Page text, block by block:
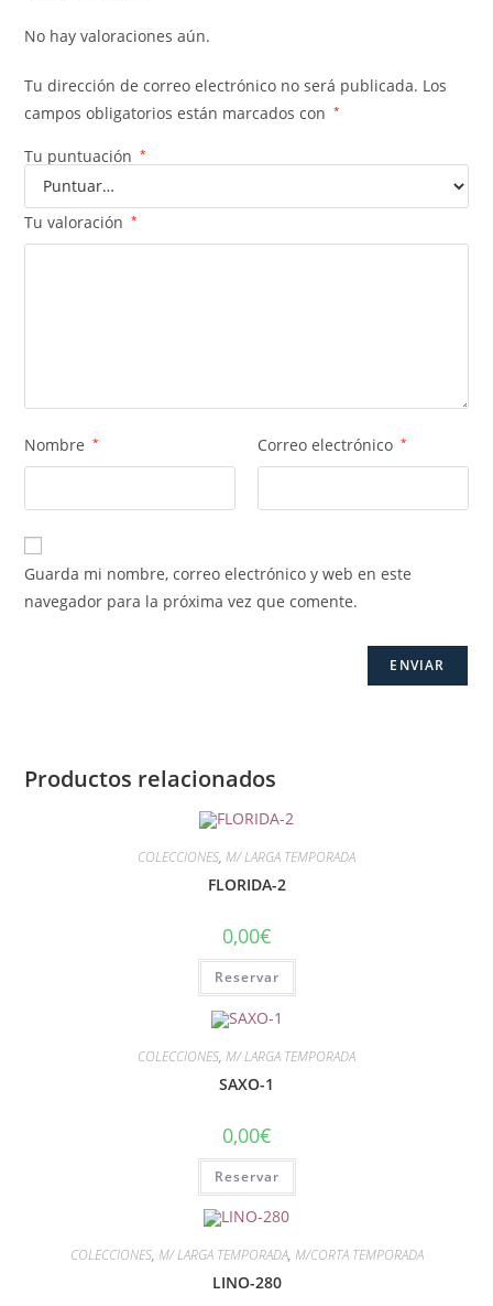
No hay valoraciones aún.
Tu dirección de correo electrónico no será publicada. Los
campos obligatorios están marcados con
*
Tu puntuación *
Tu valoración *
Nombre * Correo electrónico *
Guarda mi nombre, correo electrónico y web en este
navegador para la próxima vez que comente.
Productos relacionados
COLECCIONES, M/ LARGA TEMPORADA
FLORIDA-2
0,00€
Reservar
COLECCIONES, M/ LARGA TEMPORADA
SAXO-1
0,00€
Reservar
COLECCIONES, M/ LARGA TEMPORADA, M/CORTA TEMPORADA
LINO-280